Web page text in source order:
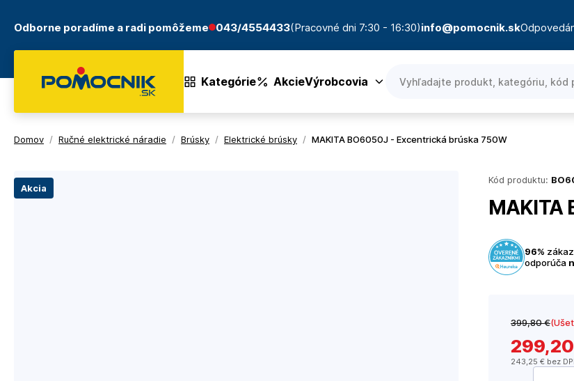
Odborne poradíme a radi pomôžeme 043/4554433(Pracovné dni 7:30 - 16:30)info@pomocnik.sk
Kategórie AkcieVýrobcovia
Domov / Ručné elektrické náradie / Brúsky / Elektrické brúsky / MAKITA BO6050J - Excentrická brúska 750W
Akcia
Kód produktu:
MAKITA
96%
odporúča
399,80 €
299
243,25 € bez